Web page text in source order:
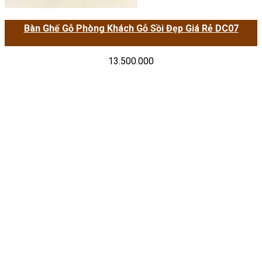
Bàn Ghế Gỗ Phòng Khách Gỗ Sồi Đẹp Giá Rẻ DC07
13.500.000